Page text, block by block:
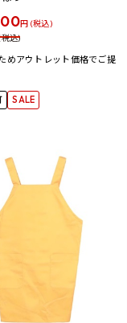
円 (税込)
込)
めアウトレット価格でご提
SALE